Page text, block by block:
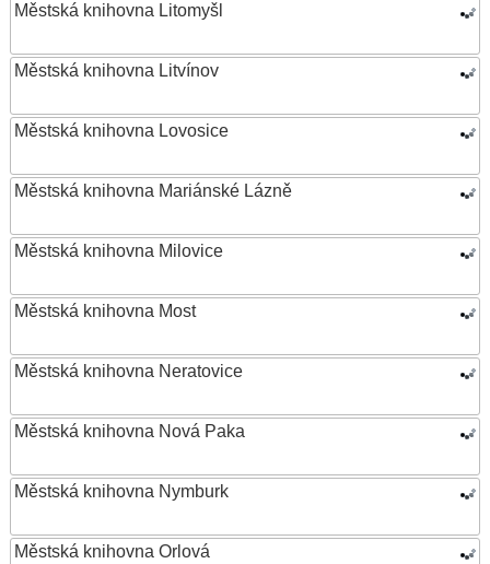
Městská knihovna Litomyšl
Městská knihovna Litvínov
Městská knihovna Lovosice
Městská knihovna Mariánské Lázně
Městská knihovna Milovice
Městská knihovna Most
Městská knihovna Neratovice
Městská knihovna Nová Paka
Městská knihovna Nymburk
Městská knihovna Orlová